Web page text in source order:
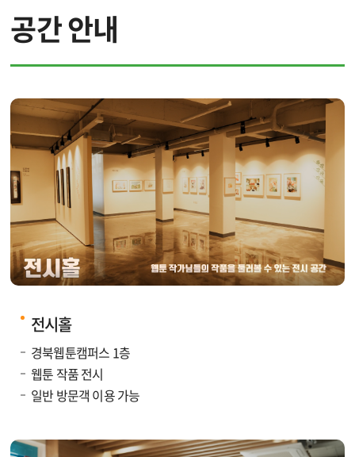
입주 작가
입주 기업
창작지원작품
웹툰배경에셋
브랜드웹툰
작가소개
작품소개
공간 안내
전시홀
경북웹툰캠퍼스 1층
웹툰 작품 전시
일반 방문객 이용 가능